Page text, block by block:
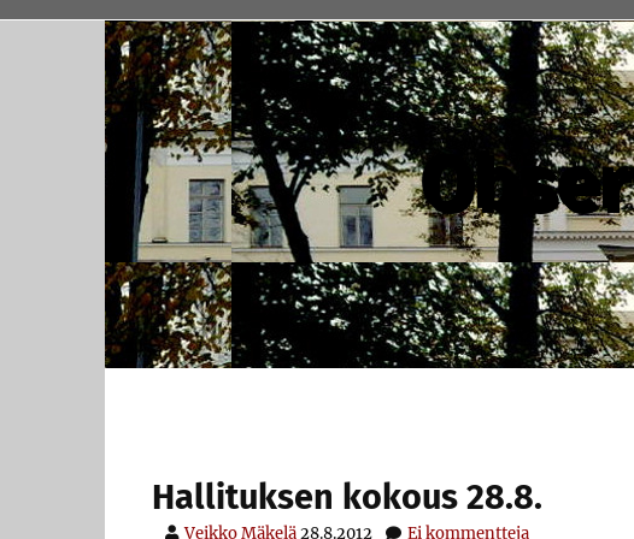
Hallituksen kokous 28.8.
Veikko Mäkelä 28.8.2012 Ei kommentteja